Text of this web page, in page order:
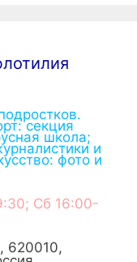
секция
школа;
и
фото и
Сб 16:00-
, 620010,